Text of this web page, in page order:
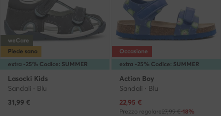
extra -25% Codice: SUMMER
weCare
Piede sano
Lasocki Kids
Sandali · Blu
31,99 €
extra -25% Codice: SUMMER
Occasione
Action Boy
Sandali · Blu
Prezzo attuale
22,95 €
Prezzo regolare27,99 €-18%